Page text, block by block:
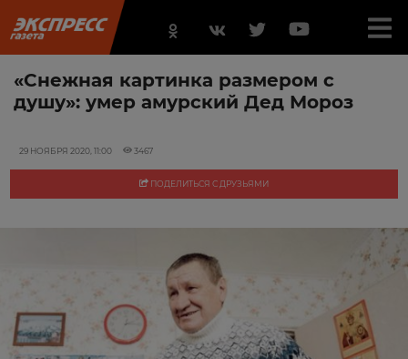
«Снежная картинка размером с
душу»: умер амурский Дед Мороз
29 НОЯБРЯ 2020, 11:00 3467
ПОДЕЛИТЬСЯ С ДРУЗЬЯМИ